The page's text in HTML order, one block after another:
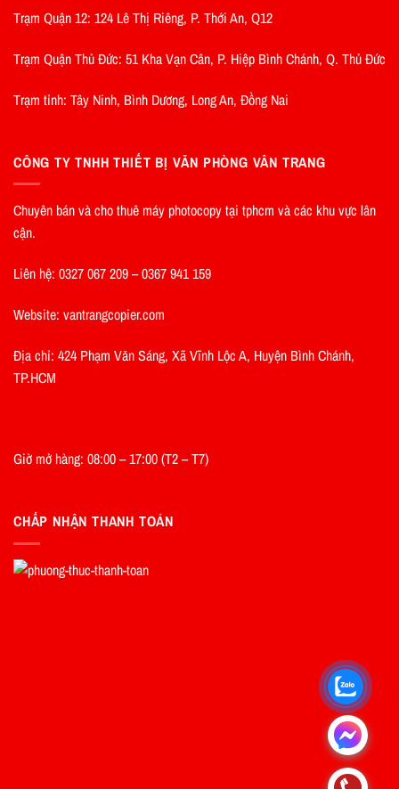
Trạm Quận 12: 124 Lê Thị Riêng, P. Thới An, Q12
Trạm Quận Thủ Đức: 51 Kha Vạn Cân, P. Hiệp Bình Chánh, Q. Thủ Đức
Trạm tỉnh: Tây Ninh, Bình Dương, Long An, Đồng Nai
CÔNG TY TNHH THIẾT BỊ VĂN PHÒNG VÂN TRANG
Chuyên bán và cho thuê máy photocopy tại tphcm và các khu vực lân
cận.
Liên hệ: 0327 067 209 – 0367 941 159
Website: vantrangcopier.com
Địa chỉ: 424 Phạm Văn Sáng, Xã Vĩnh Lộc A, Huyện Bình Chánh,
TP.HCM
Giờ mở hàng: 08:00 – 17:00 (T2 – T7)
CHẤP NHẬN THANH TOÁN
.